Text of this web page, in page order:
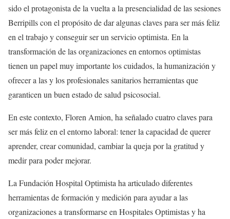
sido el protagonista de la vuelta a la presencialidad de las sesiones
Berripills con el propósito de dar algunas claves para ser más feliz
en el trabajo y conseguir ser un servicio optimista. En la
transformación de las organizaciones en entornos optimistas
tienen un papel muy importante los cuidados, la humanización y
ofrecer a las y los profesionales sanitarios herramientas que
garanticen un buen estado de salud psicosocial.
En este contexto, Floren Amion, ha señalado cuatro claves para
ser más feliz en el entorno laboral: tener la capacidad de querer
aprender, crear comunidad, cambiar la queja por la gratitud y
medir para poder mejorar.
La Fundación Hospital Optimista ha articulado diferentes
herramientas de formación y medición para ayudar a las
organizaciones a transformarse en Hospitales Optimistas y ha